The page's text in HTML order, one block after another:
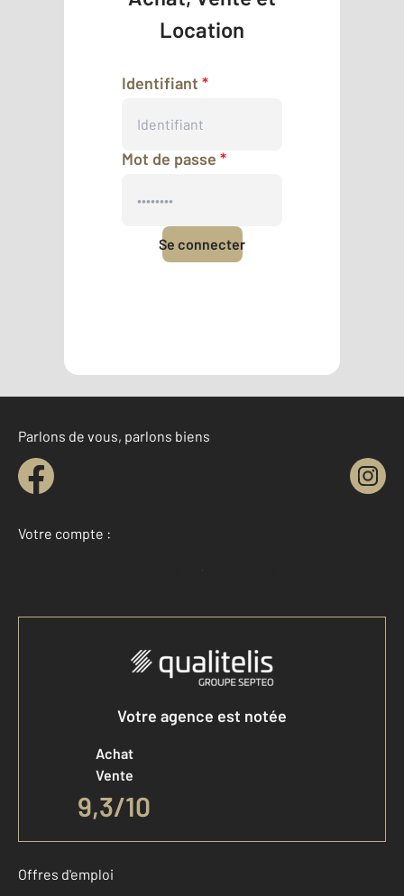
Location
Identifiant *
Mot de passe *
Se connecter
Parlons de vous, parlons biens
Votre compte :
Accéder à mon compte
Votre agence est notée
Achat
Vente
9,3/10
Offres d'emploi